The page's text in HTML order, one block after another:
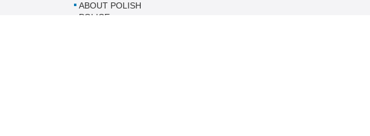
ABOUT POLISH
POLICE